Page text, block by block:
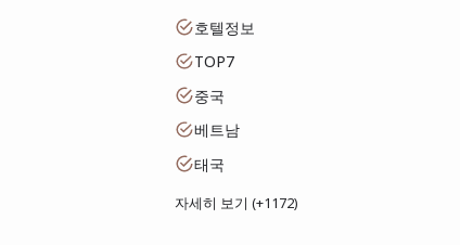
호텔정보
TOP7
중국
베트남
태국
자세히 보기 (+1172)